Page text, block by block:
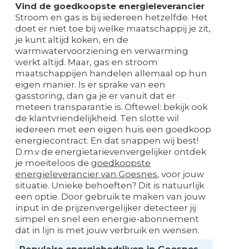
Vind de goedkoopste energieleverancier
Stroom en gas is bij iedereen hetzelfde. Het
doet er niet toe bij welke maatschappij je zit,
je kunt altijd koken, en de
warmwatervoorziening en verwarming
werkt altijd. Maar, gas en stroom
maatschappijen handelen allemaal op hun
eigen manier. Is er sprake van een
gasstoring, dan ga je er vanuit dat er
meteen transparantie is. Oftewel: bekijk ook
de klantvriendelijkheid. Ten slotte wil
iedereen met een eigen huis een goedkoop
energiecontract. En dat snappen wij best!
D.m.v de energietarievenvergelijker ontdek
je moeiteloos de goedkoopste
energieleverancier van Goesnes, voor jouw
situatie. Unieke behoeften? Dit is natuurlijk
een optie. Door gebruik te maken van jouw
input in de prijzenvergelijker detecteer jij
simpel en snel een energie-abonnement
dat in lijn is met jouw verbruik en wensen.